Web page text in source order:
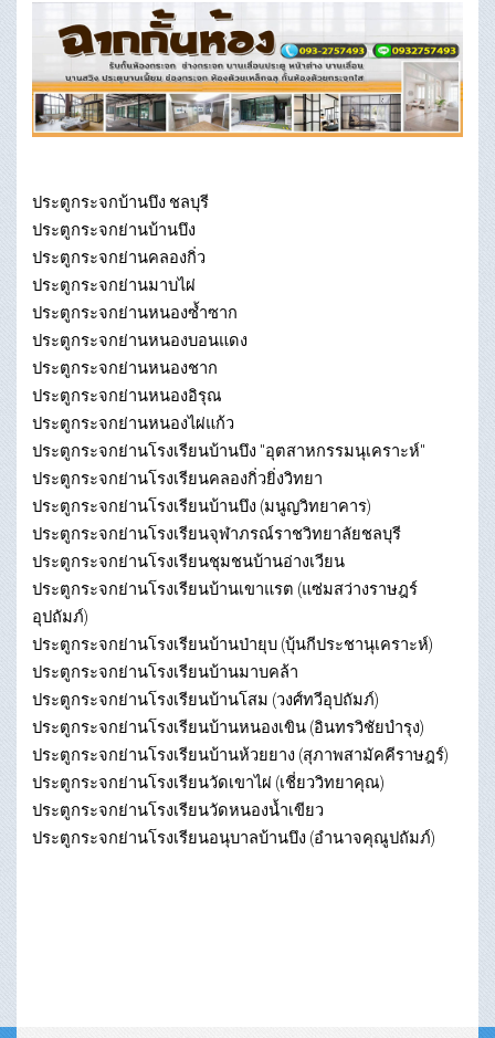
ประตูกระจกบ้านบึง ชลบุรี
ประตูกระจกย่านบ้านบึง
ประตูกระจกย่านคลองกิ่ว
ประตูกระจกย่านมาบไผ่
ประตูกระจกย่านหนองซ้ำซาก
ประตูกระจกย่านหนองบอนแดง
ประตูกระจกย่านหนองชาก
ประตูกระจกย่านหนองอิรุณ
ประตูกระจกย่านหนองไผ่แก้ว
ประตูกระจกย่านโรงเรียนบ้านบึง "อุตสาหกรรมนุเคราะห์"
ประตูกระจกย่านโรงเรียนคลองกิ่วยิ่งวิทยา
ประตูกระจกย่านโรงเรียนบ้านบึง (มนูญวิทยาคาร)
ประตูกระจกย่านโรงเรียนจุฬาภรณ์ราชวิทยาลัยชลบุรี
ประตูกระจกย่านโรงเรียนชุมชนบ้านอ่างเวียน
ประตูกระจกย่านโรงเรียนบ้านเขาแรต (แซ่มสว่างราษฎร์
อุปถัมภ์)
ประตูกระจกย่านโรงเรียนบ้านป่ายุบ (บุ้นกีประชานุเคราะห์)
ประตูกระจกย่านโรงเรียนบ้านมาบคล้า
ประตูกระจกย่านโรงเรียนบ้านโสม (วงศ์ทวีอุปถัมภ์)
ประตูกระจกย่านโรงเรียนบ้านหนองเขิน (อินทรวิชัยบำรุง)
ประตูกระจกย่านโรงเรียนบ้านห้วยยาง (สุภาพสามัคคีราษฎร์)
ประตูกระจกย่านโรงเรียนวัดเขาไผ่ (เชี่ยววิทยาคุณ)
ประตูกระจกย่านโรงเรียนวัดหนองน้ำเขียว
ประตูกระจกย่านโรงเรียนอนุบาลบ้านบึง (อำนาจคุณูปถัมภ์)